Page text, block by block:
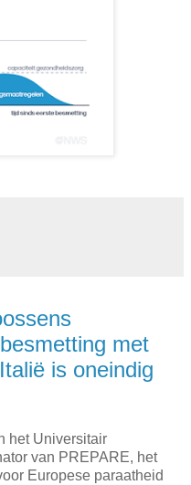
met
is oneindig
het Universitair
van PREPARE, het
Europese paraatheid